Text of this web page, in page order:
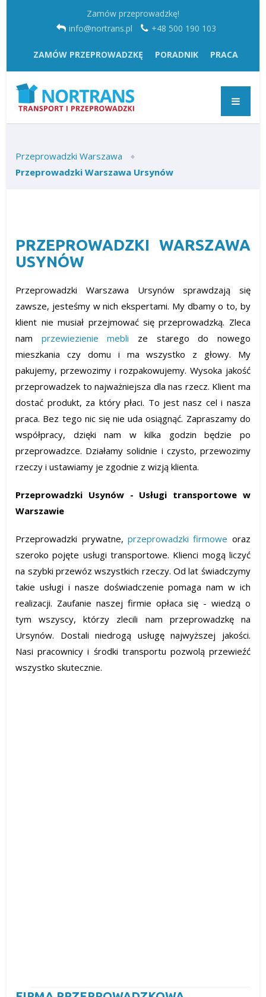
Zamów przeprowadzkę!
info@nortrans.pl
+48 500 190 103
ZAMÓW PRZEPROWADZKĘ PORADNIK PRACA
Przeprowadzki Warszawa
Przeprowadzki Warszawa Ursynów
PRZEPROWADZKI WARSZAWA
USYNÓW
Przeprowadzki Warszawa Ursynów sprawdzają się
zawsze, jesteśmy w nich ekspertami. My dbamy o to, by
klient nie musiał przejmować się przeprowadzką. Zleca
nam przewiezienie mebli ze starego do nowego
mieszkania czy domu i ma wszystko z głowy. My
pakujemy, przewozimy i rozpakowujemy. Wysoka jakość
przeprowadzek to najważniejsza dla nas rzecz. Klient ma
dostać produkt, za który płaci. To jest nasz cel i nasza
praca. Bez tego nic się nie uda osiągnąć. Zapraszamy do
współpracy, dzięki nam w kilka godzin będzie po
przeprowadzce. Działamy solidnie i czysto, przewozimy
rzeczy i ustawiamy je zgodnie z wizją klienta.
Przeprowadzki Usynów - Usługi transportowe w
Warszawie
Przeprowadzki prywatne, przeprowadzki firmowe oraz
szeroko pojęte usługi transportowe. Klienci mogą liczyć
na szybki przewóz wszystkich rzeczy. Od lat świadczymy
takie usługi i nasze doświadczenie pomaga nam w ich
realizacji. Zaufanie naszej firmie opłaca się - wiedzą o
tym wszyscy, którzy zlecili nam przeprowadzkę na
Ursynów. Dostali niedrogą usługę najwyższej jakości.
Nasi pracownicy i środki transportu pozwolą przewieźć
wszystko skutecznie.